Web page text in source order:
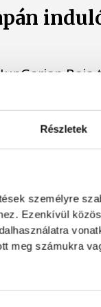
Részletek
személyre
Ezenkívül
meg számukra
írt
a Varga
folytatja
idő